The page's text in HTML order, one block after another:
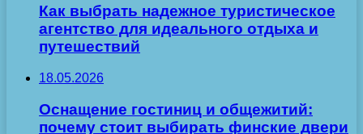
Как выбрать надежное туристическое
агентство для идеального отдыха и
путешествий
18.05.2026
Оснащение гостиниц и общежитий:
почему стоит выбирать финские двери